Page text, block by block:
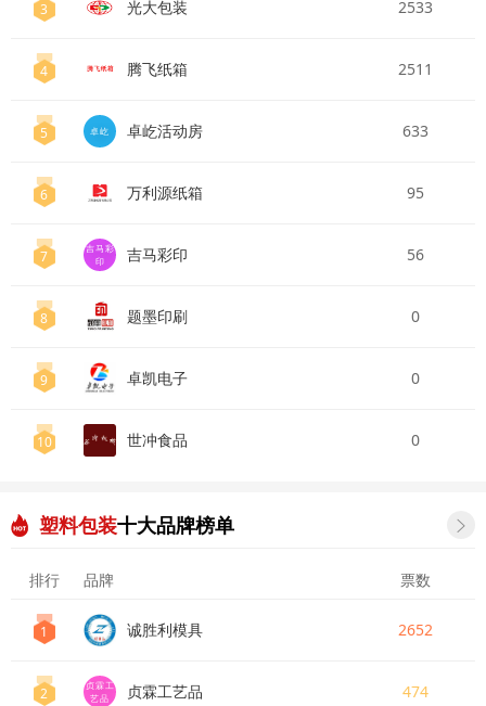
3 光大包装 2533
4 腾飞纸箱 2511
5 卓屹 卓屹活动房 633
6 万利源纸箱 95
7
吉马彩
印
吉马彩印 56
8 题墨印刷 0
9 卓凯电子 0
10 世冲食品 0
塑料包装十大品牌榜单 
排行 品牌 票数
1 诚胜利模具 2652
2
贞霖工
艺品
贞霖工艺品 474